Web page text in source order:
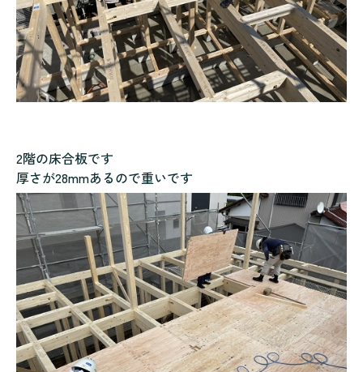
2階の床合板です
厚さが28mmあるので重いです